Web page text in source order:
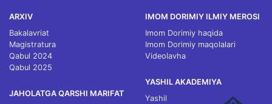
ARXIV
Bakalavriat
Magistratura
Qabul 2024
Qabul 2025
JAHOLATGA QARSHI MARIFAT
IMOM DORIMIY ILMIY MEROSI
Imom Dorimiy haqida
Imom Dorimiy maqolalari
Videolavha
YASHIL AKADEMIYA
Yashil